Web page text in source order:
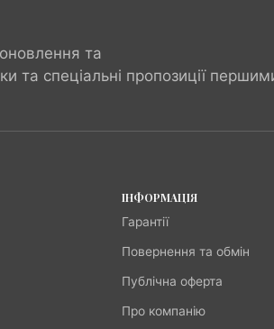
та
та спеціальні пропозиції
ІНФОРМАЦІЯ
Гарантії
Повернення та обмін
Публічна оферта
Про компанію